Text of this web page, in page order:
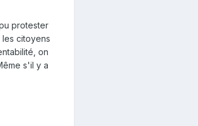
protester
citoyens
on
s'il y a